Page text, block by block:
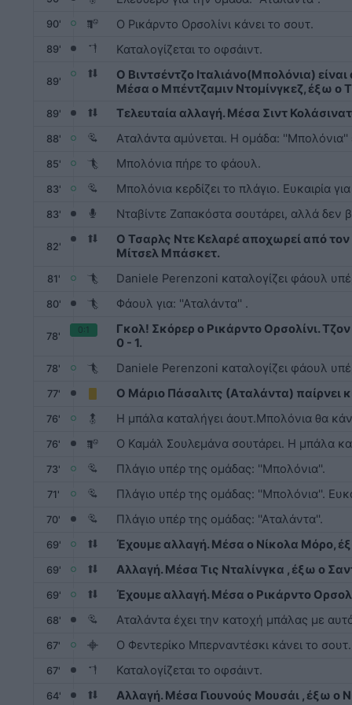
90' Ο Ρικάρντο Ορσολίνι κάνει το σουτ.
89' Καταλογίζεται το οφσάιντ.
89'
Ο Βιντσέντζο Ιταλιάνο(Μπολόνια)
Μέσα ο Μπέντζαμιν Ντομίνγκεζ, έξω ο
89' Τελευταία αλλαγή. Μέσα Σιντ
88' Αταλάντα αμύνεται. Η ομάδα: ''Μπολόνια''
85' Μπολόνια πήρε το φάουλ.
83' Μπολόνια κερδίζει το πλάγιο. Ευκαιρία
83' Νταβίντε Ζαπακόστα σουτάρει, αλλά δεν
82'
Ο Τσαρλς Ντε Κελαρέ αποχωρεί από
Μίτσελ Μπάσκετ.
81' Daniele Perenzoni καταλογίζει φάουλ
80' Φάουλ για: ''Αταλάντα'' .
78'
0:1
Γκολ! Σκόρερ ο Ρικάρντο Ορσολίνι.
0 - 1.
78' Daniele Perenzoni καταλογίζει φάουλ
77' Ο Μάριο Πάσαλιτς (Αταλάντα) παίρνει
76' Η μπάλα καταλήγει άουτ.Μπολόνια θα
76' Ο Καμάλ Σουλεμάνα σουτάρει. Η μπάλα
73' Πλάγιο υπέρ της ομάδας: ''Μπολόνια''.
71' Πλάγιο υπέρ της ομάδας: ''Μπολόνια''.
70' Πλάγιο υπέρ της ομάδας: ''Αταλάντα''.
69' Έχουμε αλλαγή. Μέσα ο Νίκολα Μόρο,
69' Αλλαγή. Μέσα Τις Νταλίνγκα , έξω ο
69' Έχουμε αλλαγή. Μέσα ο Ρικάρντο
68' Αταλάντα έχει την κατοχή μπάλας με
67' Ο Φεντερίκο Μπερναντέσκι κάνει το σουτ.
67' Καταλογίζεται το οφσάιντ.
64' Αλλαγή. Μέσα Γιουνούς Μουσάι , έξω ο